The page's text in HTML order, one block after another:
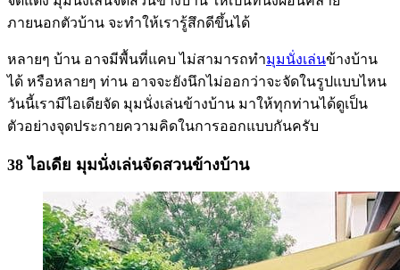
ภายนอกตัวบ้าน จะทำให้เรารู้สึกดีขึ้นได้
หลายๆ บ้าน อาจมีพื้นที่แคบ ไม่สามารถทำมุมนั่งเล่นข้างบ้าน
ได้ หรือหลายๆ ท่าน อาจจะยังนึกไม่ออกว่าจะจัดในรูปแบบไหน
วันนี้เรามีไอเดียจัด มุมนั่งเล่นข้างบ้าน มาให้ทุกท่านได้ดูเป็น
ตัวอย่างจุดประกายความคิดในการออกแบบกันครับ
38 ไอเดีย มุมนั่งเล่นจัดสวนข้างบ้าน